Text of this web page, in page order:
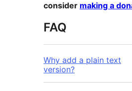
consider making a
FAQ
Why add a plain text
version?